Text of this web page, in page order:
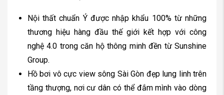
Nội thất chuẩn Ý được nhập khẩu 100% từ những
thương hiệu hàng đầu thế giới kết hợp với công
nghệ 4.0 trong căn hộ thông minh đền từ Sunshine
Group.
Hồ bơi vô cực view sông Sài Gòn đẹp lung linh trên
tầng thượng, nơi cư dân có thể đắm mình vào dòng